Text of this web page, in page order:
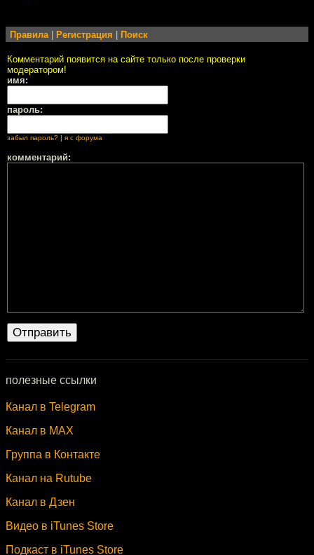
Правила| Регистрация Поиск
Комментарий появится на сайте только после проверки
модератором!
имя:
пароль:
забыл пароль? я с форума
комментарий:
полезные ссылки
Канал в Telegram
Канал в MAX
Группа в Контакте
Канал на Rutube
Канал в Дзен
Видео в iTunes Store
Подкаст в iTunes Store